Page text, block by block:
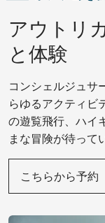
アウトリガーのアクティビティ
と体験
コンシェルジュサ
らゆるアクティビ
の遊覧飛行、ハイ
まな冒険が待って
こちらから予約